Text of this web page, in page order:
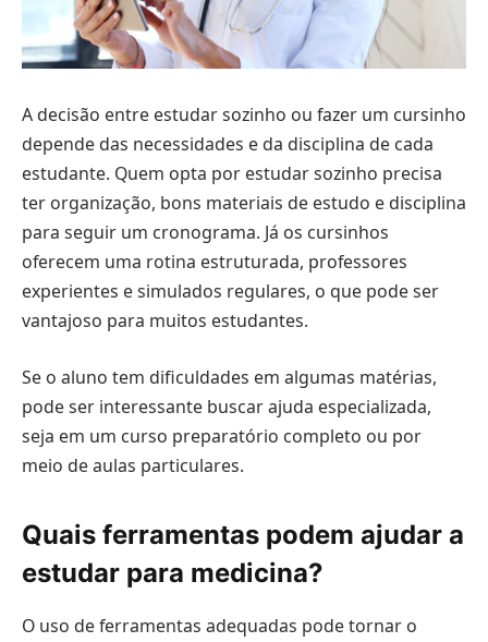
A decisão entre estudar sozinho ou fazer um cursinho
depende das necessidades e da disciplina de cada
estudante. Quem opta por estudar sozinho precisa
ter organização, bons materiais de estudo e disciplina
para seguir um cronograma. Já os cursinhos
oferecem uma rotina estruturada, professores
experientes e simulados regulares, o que pode ser
vantajoso para muitos estudantes.
Se o aluno tem dificuldades em algumas matérias,
pode ser interessante buscar ajuda especializada,
seja em um curso preparatório completo ou por
meio de aulas particulares.
Quais ferramentas podem ajudar a
estudar para medicina?
O uso de ferramentas adequadas pode tornar o